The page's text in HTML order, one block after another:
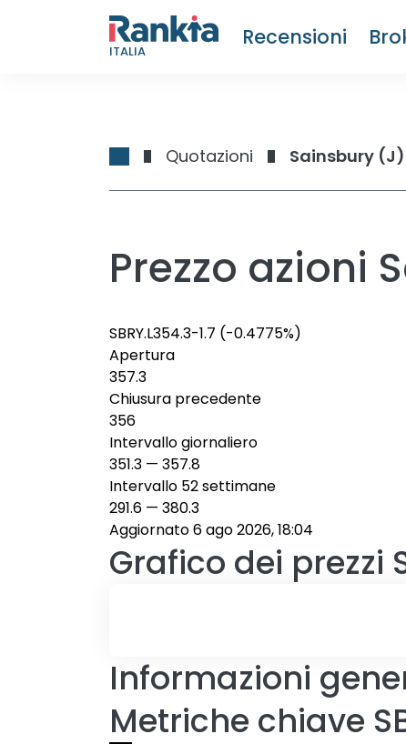
ITALIA
Recensioni
Quotazioni Sainsbury
Prezzo azioni
SBRY.L354.3-1.7 (-0.4775%)
Apertura
357.3
Chiusura precedente
356
Intervallo giornaliero
351.3 — 357.8
Intervallo 52 settimane
291.6 — 380.3
Aggiornato 6 ago 2026, 18:04
Grafico dei prezzi
Informazioni
Metriche chiave